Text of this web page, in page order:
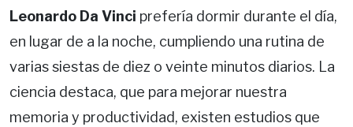
Leonardo Da Vinci prefería dormir durante el día,
en lugar de a la noche, cumpliendo una rutina de
varias siestas de diez o veinte minutos diarios. La
ciencia destaca, que para mejorar nuestra
memoria y productividad, existen estudios que